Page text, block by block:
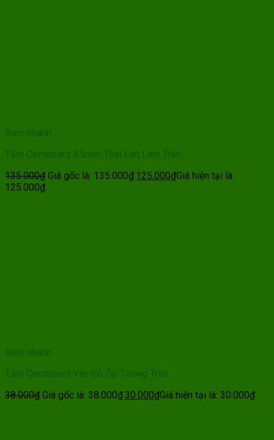
Xem nhanh
Tấm Cemboard 3.5mm Thái Lan Làm Trần
135.000₫ Giá gốc là: 135.000₫.125.000₫Giá hiện tại là:
125.000₫.
Xem nhanh
Tấm Cemboard Vân Gỗ Ốp Tường Trần
38.000₫ Giá gốc là: 38.000₫.30.000₫Giá hiện tại là: 30.000₫.